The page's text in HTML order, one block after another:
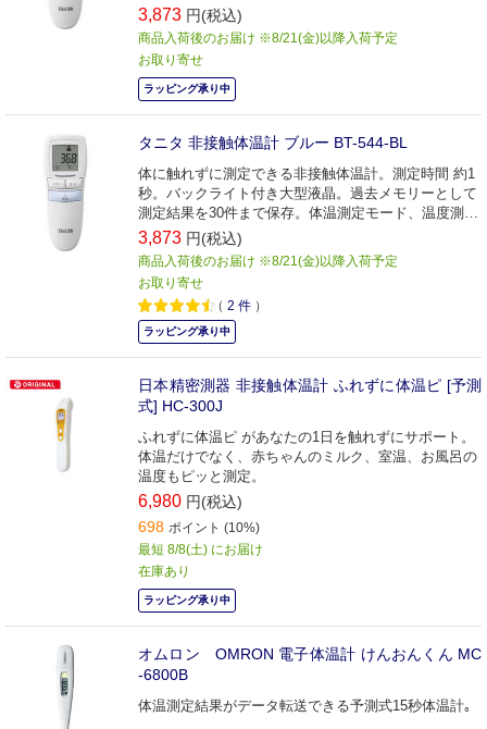
モード、サイレントモードの3つから選択可能。
3,873 円(税込)
商品入荷後のお届け ※8/21(金)以降入荷予定
お取り寄せ
ラッピング承り中
タニタ 非接触体温計 ブルー BT-544-BL
体に触れずに測定できる非接触体温計。測定時間 約1
秒。バックライト付き大型液晶。過去メモリーとして
測定結果を30件まで保存。体温測定モード、温度測定
モード、サイレントモードの3つから選択可能。
3,873 円(税込)
商品入荷後のお届け ※8/21(金)以降入荷予定
お取り寄せ
（ 2 件 ）
ラッピング承り中
日本精密測器 非接触体温計 ふれずに体温ピ [予測
式] HC-300J
ふれずに体温ピ があなたの1日を触れずにサポート。
体温だけでなく、赤ちゃんのミルク、室温、お風呂の
温度もピッと測定。
6,980 円(税込)
698 ポイント (10%)
最短 8/8(土) にお届け
在庫あり
ラッピング承り中
オムロン OMRON 電子体温計 けんおんくん MC
-6800B
体温測定結果がデータ転送できる予測式15秒体温計｡